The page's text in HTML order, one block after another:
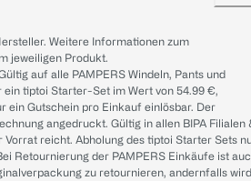
Weitere Informationen zum
jeweiligen Produkt.
auf alle PAMPERS Windeln, Pants und
tiptoi Starter-Set im Wert von 54.99 €,
ein Gutschein pro Einkauf einlösbar. Der
angedruckt. Gültig in allen BIPA Filialen
Vorrat reicht. Abholung des tiptoi Starter Sets
Retournierung der PAMPERS Einkäufe ist
zu retournieren, andernfalls wird